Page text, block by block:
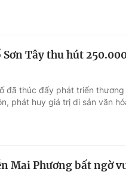
Tây thu hút
đã thúc đẩy phát triển
phát huy giá trị di sản văn
Mai Phương bất ngờ